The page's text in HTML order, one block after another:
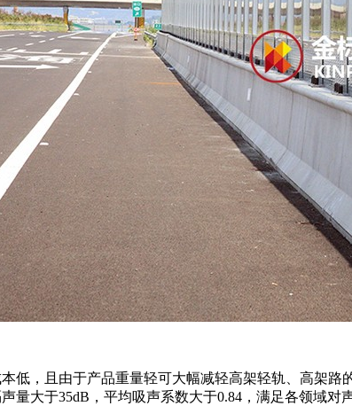
低，且由于产品重量轻可大幅减轻高架轻轨、高架
量大于35dB，平均吸声系数大于0.84，满足各领域